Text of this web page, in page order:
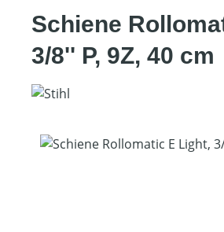
Schiene
3/8'' P, 9Z, 40 cm
Bildergalerie überspringen